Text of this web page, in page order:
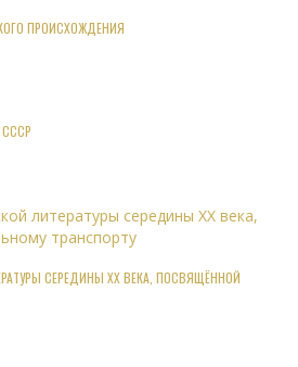
ПРОИСХОЖДЕНИЯ
СЕРЕДИНЫ XX ВЕКА, ПОСВЯЩЁННОЙ